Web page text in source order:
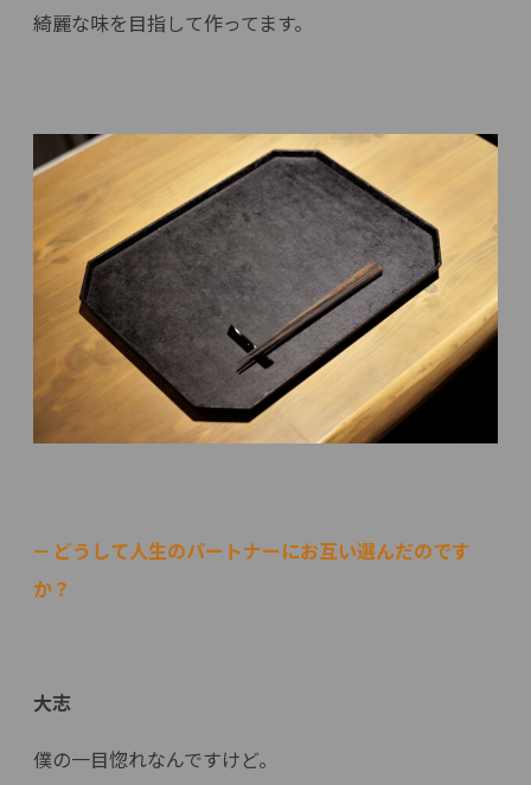
綺麗な味を目指して作ってます。
— どうして人生のパートナーにお互い選んだのです
か？
大志
僕の一目惚れなんですけど。